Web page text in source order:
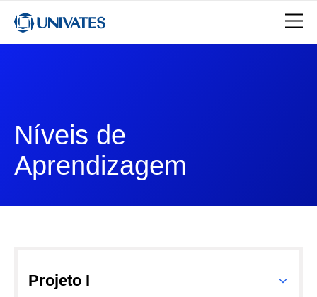
Níveis de
Aprendizagem
Projeto I